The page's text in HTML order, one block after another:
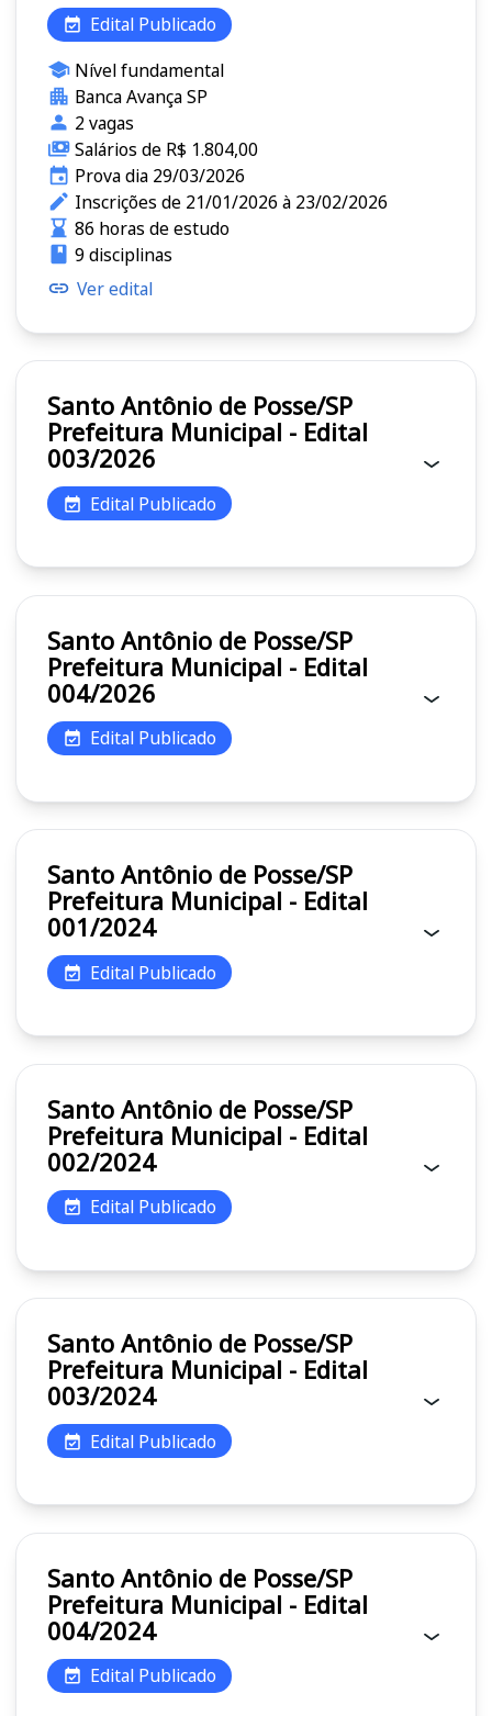
Edital Publicado
Nível fundamental
Banca Avança SP
2 vagas
Salários de R$ 1.804,00
Prova dia 29/03/2026
Inscrições de 21/01/2026 à 23/02/2026
86 horas de estudo
9 disciplinas
Ver edital
Santo Antônio de Posse/SP
Prefeitura Municipal - Edital
003/2026
Edital Publicado
Santo Antônio de Posse/SP
Prefeitura Municipal - Edital
004/2026
Edital Publicado
Santo Antônio de Posse/SP
Prefeitura Municipal - Edital
001/2024
Edital Publicado
Santo Antônio de Posse/SP
Prefeitura Municipal - Edital
002/2024
Edital Publicado
Santo Antônio de Posse/SP
Prefeitura Municipal - Edital
003/2024
Edital Publicado
Santo Antônio de Posse/SP
Prefeitura Municipal - Edital
004/2024
Edital Publicado